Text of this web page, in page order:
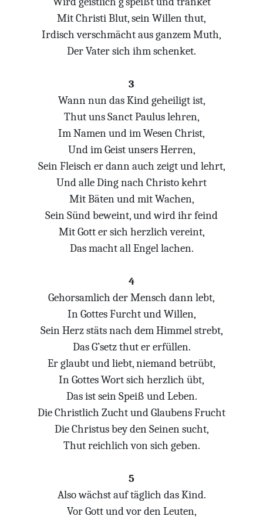
Mit Christi Blut, sein Willen thut,
Irdisch verschmächt aus ganzem Muth,
Der Vater sich ihm schenket.
3
Wann nun das Kind geheiligt ist,
Thut uns Sanct Paulus lehren,
Im Namen und im Wesen Christ,
Und im Geist unsers Herren,
Sein Fleisch er dann auch zeigt und lehrt,
Und alle Ding nach Christo kehrt
Mit Bäten und mit Wachen,
Sein Sünd beweint, und wird ihr feind
Mit Gott er sich herzlich vereint,
Das macht all Engel lachen.
4
Gehorsamlich der Mensch dann lebt,
In Gottes Furcht und Willen,
Sein Herz stäts nach dem Himmel strebt,
Das G’setz thut er erfüllen.
Er glaubt und liebt, niemand betrübt,
In Gottes Wort sich herzlich übt,
Das ist sein Speiß und Leben.
Die Christlich Zucht und Glaubens Frucht
Die Christus bey den Seinen sucht,
Thut reichlich von sich geben.
5
Also wächst auf täglich das Kind.
Vor Gott und vor den Leuten,